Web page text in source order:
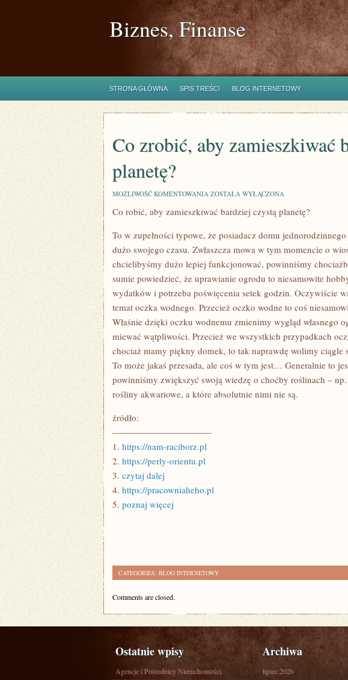
Biznes, Finanse
STRONA GŁÓWNA SPIS TREŚCI BLOG INTERNETOWY
Co zrobić, aby zamieszkiwać
planetę?
MOŻLIWOŚĆ KOMENTOWANIA CO
ABY
ZAMIESZKIWAĆ
CZYSTĄ
PLANETĘ?
ZOSTAŁA WYŁĄCZONA
Co robić, aby zamieszkiwać bardziej czystą planetę?
To w zupełności typowe, że posiadacz domu
dużo swojego czasu. Zwłaszcza mowa w tym momencie o
chcielibyśmy dużo lepiej funkcjonować, powinniśmy
sumie powiedzieć, że uprawianie ogrodu to niesamowite
wydatków i potrzeba poświęcenia setek godzin. Oczywiście
temat oczka wodnego. Przecież oczko wodne to coś
Właśnie dzięki oczku wodnemu zmienimy wygląd własnego
miewać wątpliwości. Przecież we wszystkich przypadkach
chociaż mamy piękny domek, to tak naprawdę wolimy ciągle
To może jakaś przesada, ale coś w tym jest… Generalnie to
powinniśmy zwiększyć swoją wiedzę o choćby roślinach –
rośliny akwariowe, a które absolutnie nimi nie są.
źródło:
———————————
1. https://nam-raciborz.pl
2. https://perly-orientu.pl
3. czytaj dalej
4. https://pracowniaheho.pl
5. poznaj więcej
CATEGORIES: BLOG INTERNETOWY
Comments are closed.
Ostatnie wpisy
Agencje i Pośrednicy Nieruchomości
Archiwa
lipiec 2026